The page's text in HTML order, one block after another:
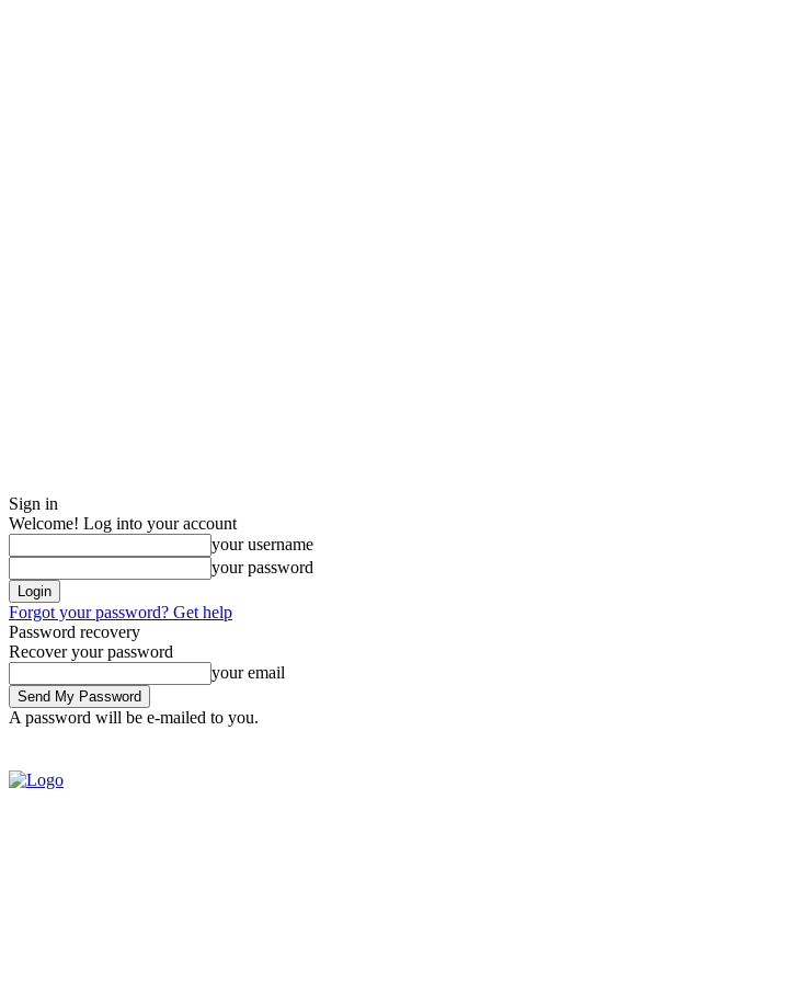
Sign in
Welcome! Log into your account
your username
your password
Forgot your password? Get help
Password recovery
Recover your password
your email
A password will be e-mailed to you.